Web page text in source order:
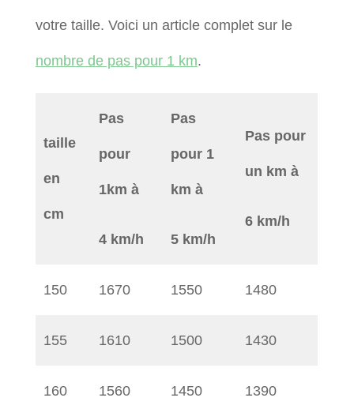
votre taille. Voici un article complet sur le
nombre de pas pour 1 km.
taille
en
cm
Pas
pour
1km à
4 km/h
Pas
pour 1
km à
5 km/h
Pas pour
un km à
6 km/h
150 1670 1550 1480
155 1610 1500 1430
160 1560 1450 1390